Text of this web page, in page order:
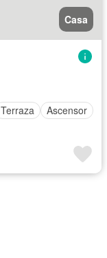
Casa
Terraza
Ascensor